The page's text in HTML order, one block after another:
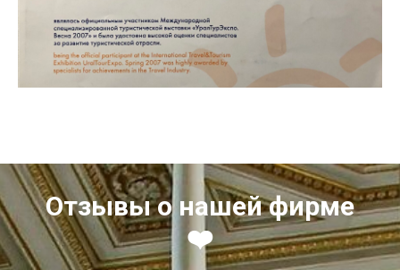
Отзывы о нашей фирме
❤️